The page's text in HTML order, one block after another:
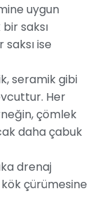
uygun
saksı
saksı ise
seramik gibi
Her
çömlek
daha çabuk
drenaj
çürümesine